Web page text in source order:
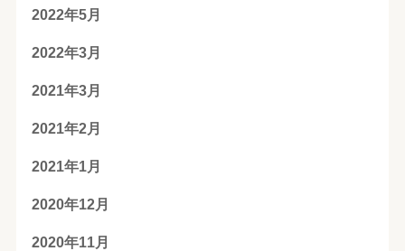
2022年5月
2022年3月
2021年3月
2021年2月
2021年1月
2020年12月
2020年11月